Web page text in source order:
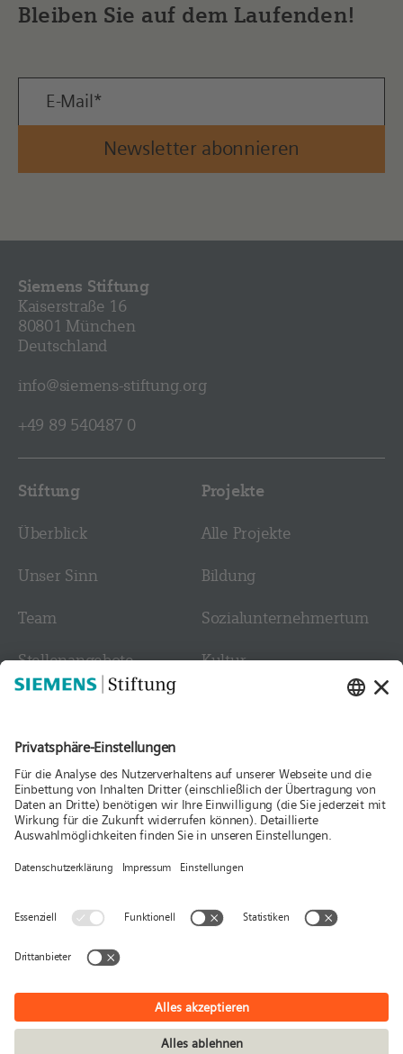
Bleiben Sie auf dem Laufenden!
Newsletter abonnieren
Siemens Stiftung
Kaiserstraße 16
80801 München
Deutschland
info@siemens-stiftung.org
+49 89 540487 0
Stiftung
Überblick
Unser Sinn
Team
Stellen­angebote
Projekte
Alle Projekte
Bildung
Sozial­­unternehmer­tum
Kultur
Medien
Aktuelles
Folgen Sie uns
© Siemens Stiftung 2026